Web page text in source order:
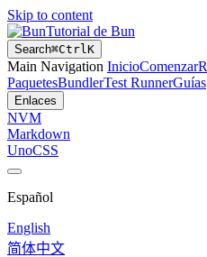
Skip to content
Tutorial de Bun
Search⌘CtrlK
Main Navigation InicioComenzar
PaquetesBundlerTest RunnerGuías
Enlaces
NVM
Markdown
UnoCSS
Español
English
简体中文